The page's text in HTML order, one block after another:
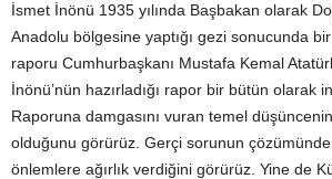
İsmet İnönü 1935 yılında Başbakan olarak
Anadolu bölgesine yaptığı gezi sonucunda
raporu Cumhurbaşkanı Mustafa Kemal
İnönü’nün hazırladığı rapor bir bütün olarak
Raporuna damgasını vuran temel
olduğunu görürüz. Gerçi sorunun
önlemlere ağırlık verdiğini görürüz. Yine de